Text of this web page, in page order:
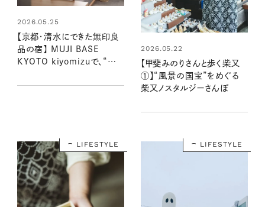
2026.05.25
【京都・清水にできた無印良
品の宿】 MUJI BASE
KYOTO kiyomizuで、“ふ
を
2026.05.22
【甲斐みのりさんと歩く柴又
①】“風景の国宝”をめぐる
柴又ノスタルジーさんぽ
LIFESTYLE LIFESTYLE